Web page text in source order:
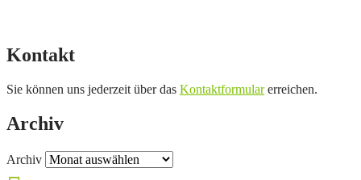
Kontakt
Sie können uns jederzeit über das Kontaktformularerreichen.
Archiv
Archiv